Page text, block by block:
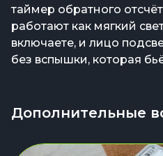
таймер обратного
работают как мягкий
включаете, и лицо
без вспышки, которая
Дополнительные